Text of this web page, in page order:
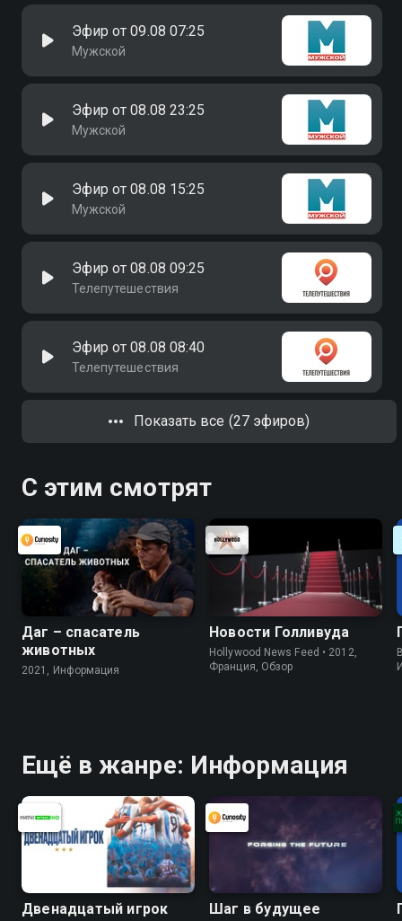
Эфир от 09.08 07:25
Мужской
Эфир от 08.08 23:25
Мужской
Эфир от 08.08 15:25
Мужской
Эфир от 08.08 09:25
Телепутешествия
Эфир от 08.08 08:40
Телепутешествия
Показать все (27 эфиров)
С этим смотрят
Даг – спасатель
животных
2021, Информация
Новости Голливуда
Hollywood News Feed • 2012,
Франция, Обзор
Ещё в жанре: Информация
Двенадцатый игрок Шаг в будущее